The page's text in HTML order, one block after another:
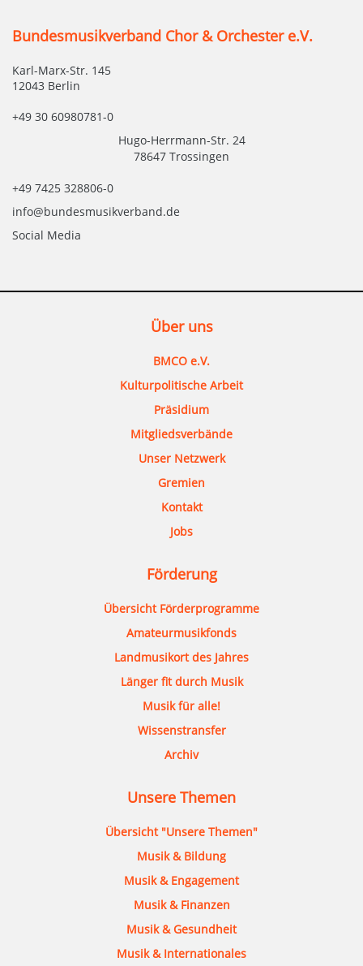
Bundesmusikverband Chor & Orchester e.V.
Karl-Marx-Str. 145
12043 Berlin
+49 30 60980781-0
Hugo-Herrmann-Str. 24
78647 Trossingen
+49 7425 328806-0
info@bundesmusikverband.de
Social Media
Über uns
BMCO e.V.
Kulturpolitische Arbeit
Präsidium
Mitgliedsverbände
Unser Netzwerk
Gremien
Kontakt
Jobs
Förderung
Übersicht Förderprogramme
Amateurmusikfonds
Landmusikort des Jahres
Länger fit durch Musik
Musik für alle!
Wissenstransfer
Archiv
Unsere Themen
Übersicht "Unsere Themen"
Musik & Bildung
Musik & Engagement
Musik & Finanzen
Musik & Gesundheit
Musik & Internationales